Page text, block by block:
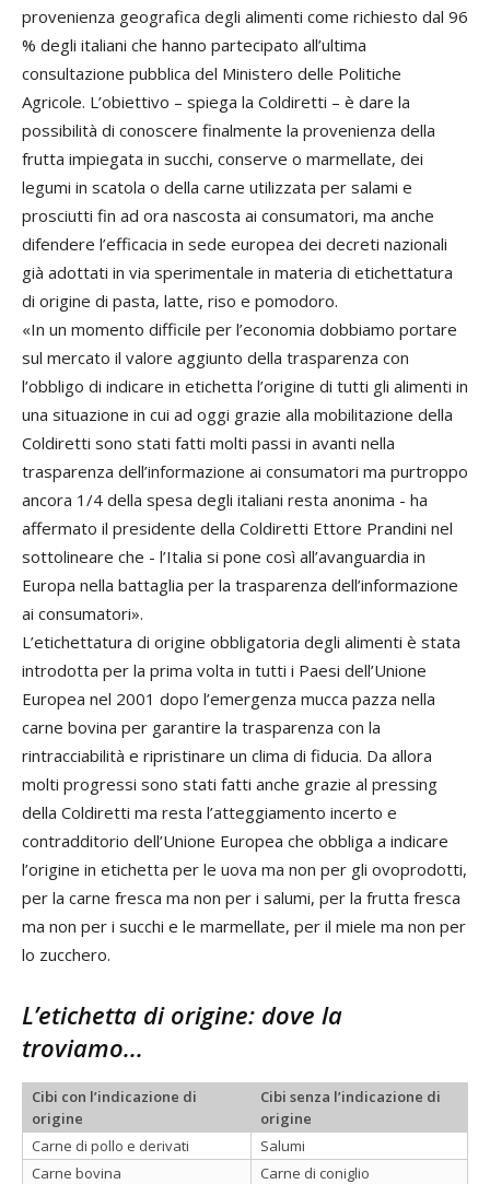
provenienza geografica degli alimenti come richiesto dal 96
% degli italiani che hanno partecipato all’ultima
consultazione pubblica del Ministero delle Politiche
Agricole. L’obiettivo – spiega la Coldiretti – è dare la
possibilità di conoscere finalmente la provenienza della
frutta impiegata in succhi, conserve o marmellate, dei
legumi in scatola o della carne utilizzata per salami e
prosciutti fin ad ora nascosta ai consumatori, ma anche
difendere l’efficacia in sede europea dei decreti nazionali
già adottati in via sperimentale in materia di etichettatura
di origine di pasta, latte, riso e pomodoro.
«In un momento difficile per l’economia dobbiamo portare
sul mercato il valore aggiunto della trasparenza con
l’obbligo di indicare in etichetta l’origine di tutti gli alimenti in
una situazione in cui ad oggi grazie alla mobilitazione della
Coldiretti sono stati fatti molti passi in avanti nella
trasparenza dell’informazione ai consumatori ma purtroppo
ancora 1/4 della spesa degli italiani resta anonima - ha
affermato il presidente della Coldiretti Ettore Prandini nel
sottolineare che - l’Italia si pone così all’avanguardia in
Europa nella battaglia per la trasparenza dell’informazione
ai consumatori».
L’etichettatura di origine obbligatoria degli alimenti è stata
introdotta per la prima volta in tutti i Paesi dell’Unione
Europea nel 2001 dopo l’emergenza mucca pazza nella
carne bovina per garantire la trasparenza con la
rintracciabilità e ripristinare un clima di fiducia. Da allora
molti progressi sono stati fatti anche grazie al pressing
della Coldiretti ma resta l’atteggiamento incerto e
contradditorio dell’Unione Europea che obbliga a indicare
l’origine in etichetta per le uova ma non per gli ovoprodotti,
per la carne fresca ma non per i salumi, per la frutta fresca
ma non per i succhi e le marmellate, per il miele ma non per
lo zucchero.
L’etichetta di origine: dove la
troviamo...
Cibi con l’indicazione di
origine
Cibi senza l’indicazione di
origine
Carne di pollo e derivati
Salumi
Carne bovina
Carne di coniglio